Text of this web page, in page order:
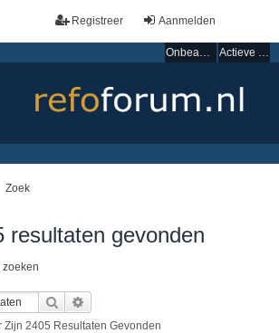
Aanmelden
Registreer
Onbeantwoorde onderwerpen Actieve onderwerpen
Zoek
resultaten gevonden
Zoek
Zijn 2405 Resultaten Gevonden